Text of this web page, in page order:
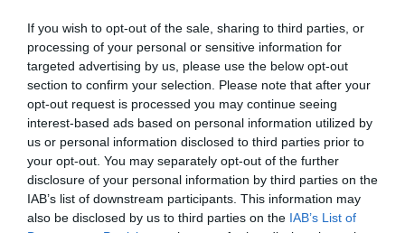
If you wish to opt-out of the sale, sharing to third parties, or
processing of your personal or sensitive information for
targeted advertising by us, please use the below opt-out
section to confirm your selection. Please note that after your
opt-out request is processed you may continue seeing
interest-based ads based on personal information utilized by
us or personal information disclosed to third parties prior to
your opt-out. You may separately opt-out of the further
disclosure of your personal information by third parties on the
IAB’s list of downstream participants. This information may
also be disclosed by us to third parties on the IAB’s List of
contemporáneo. Este fenómeno, que contrasta con la escasa
rentabilidad de la economía productiva y los sectores generadores de
empleo, sugiere un desequilibrio profundo...
Un jubilado de Sevilla pone contra las
cuerdas a su entidad por un contrato
REDAL
JOSÉ ANTONIO GÓMEZ08/04/2025
JF pertenece a esta generación de españoles que
trabajaron duro toda su vida, que levantaron un país y
conquistaron una democracia con su esfuerzo, que
tuvieron la oportunidad de cotizar por tener sueldos
decentes y, finalmente, gozar de una pensión que
permita vivir con dignidad. Sería un cuento con final...